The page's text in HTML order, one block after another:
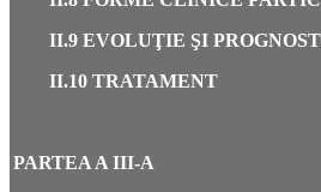
II.9 EVOLUŢIE ŞI
II.10 TRATAMENT
PARTEA A III-A